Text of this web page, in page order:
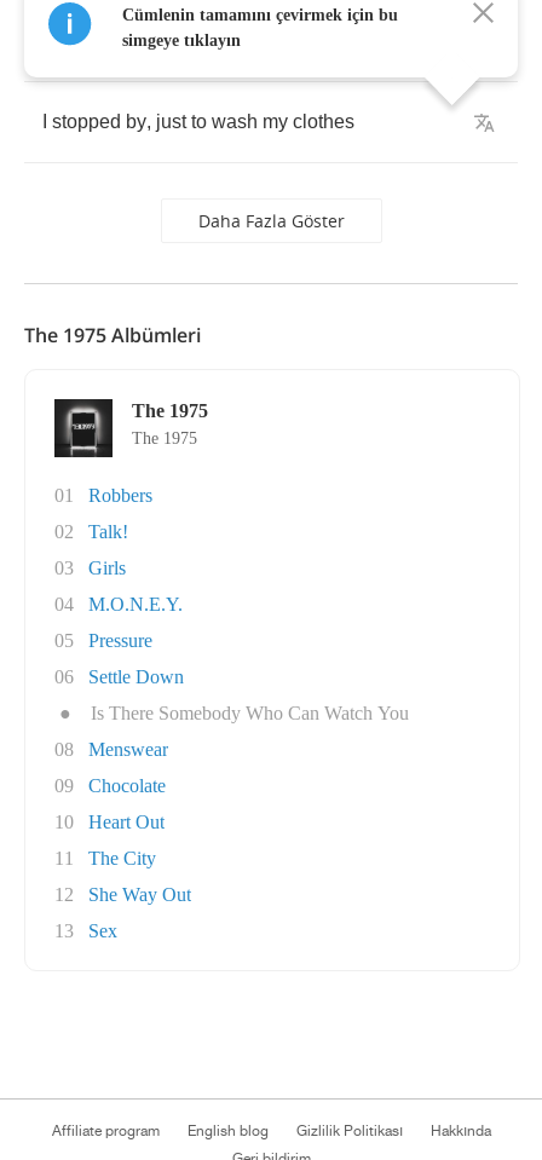
Hold me close
stopped by, just to wash my clothes
Daha Fazla Göster
Cümlenin tamamını çevirmek için bu
simgeye tıklayın
The 1975 Albümleri
The 1975
The 1975
01
Robbers
02
Talk!
03
Girls
04
M.O.N.E.Y.
05
Pressure
06
Settle Down
●
Is There Somebody Who Can Watch You
08
Menswear
09
Chocolate
10
Heart Out
11
The City
12
She Way Out
13
Sex
Affiliate program English blog Gizlilik Politikası
Hakkında